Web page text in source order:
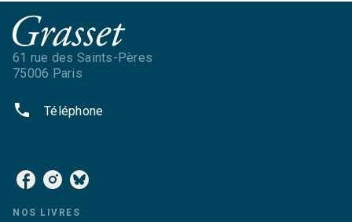
61 rue des Saints-Pères
75006 Paris
phone Téléphone
NOS LIVRES